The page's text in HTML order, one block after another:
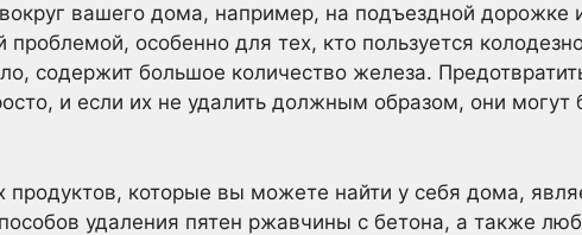
вашего дома, например, на подъездной дорожке
проблемой, особенно для тех, кто пользуется
содержит большое количество железа.
и если их не удалить должным образом, они могут
продуктов, которые вы можете найти у себя дома,
удаления пятен ржавчины с бетона, а также